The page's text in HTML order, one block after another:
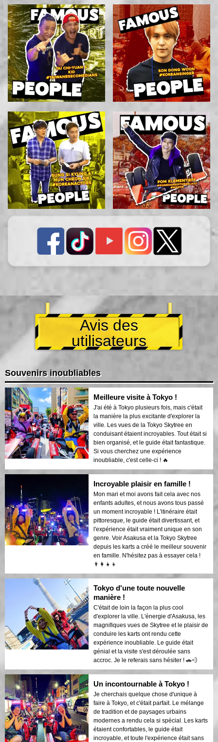
Avis des
utilisateurs
Souvenirs inoubliables
Meilleure visite à Tokyo !
J'ai été à Tokyo plusieurs fois, mais c'était
la manière la plus excitante d'explorer la
ville. Les vues de la Tokyo Skytree en
conduisant étaient incroyables. Tout était si
bien organisé, et le guide était fantastique.
Si vous cherchez une expérience
inoubliable, c'est celle-ci ! 🔥
Incroyable plaisir en famille !
Mon mari et moi avons fait cela avec nos
enfants adultes, et nous avons tous passé
un moment incroyable ! L'itinéraire était
pittoresque, le guide était divertissant, et
l'expérience était vraiment unique en son
genre. Voir Asakusa et la Tokyo Skytree
depuis les karts a créé le meilleur souvenir
en famille. N'hésitez pas à essayer cela !
👨‍👩‍👧‍👦
Tokyo d'une toute nouvelle
manière !
C'était de loin la façon la plus cool
d'explorer la ville. L'énergie d'Asakusa, les
magnifiques vues de Skytree et le plaisir de
conduire les karts ont rendu cette
expérience inoubliable. Le guide était
génial et la visite s'est déroulée sans
accroc. Je le referais sans hésiter ! 🚗💨
Un incontournable à Tokyo !
Je cherchais quelque chose d'unique à
faire à Tokyo, et c'était parfait. Le mélange
de tradition et de paysages urbains
modernes a rendu cela si spécial. Les karts
étaient confortables, le guide était
incroyable, et toute l'expérience était sans